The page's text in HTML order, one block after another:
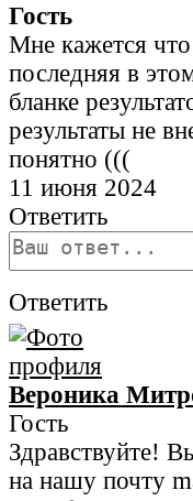
Гость
Мне кажется что
последняя в
бланке
результаты не
понятно (((
11 июня 2024
Ответить
Ответить
Вероника
Гость
Здравствуйте!
на нашу почту